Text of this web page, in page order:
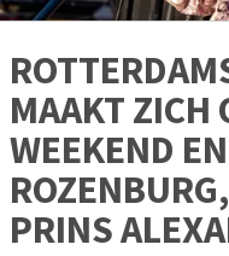
MAAKT ZICH
WEEKEND
PRINS